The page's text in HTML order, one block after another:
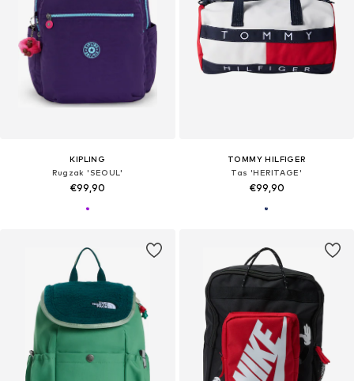
KIPLING
Rugzak 'SEOUL'
€99,90
TOMMY HILFIGER
Tas 'HERITAGE'
€99,90